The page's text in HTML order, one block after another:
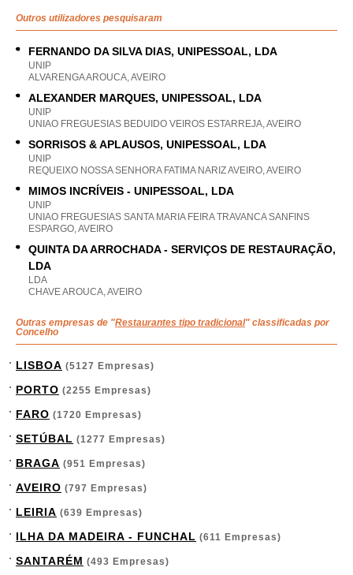
Outros utilizadores pesquisaram
FERNANDO DA SILVA DIAS, UNIPESSOAL, LDA
UNIP
ALVARENGA AROUCA, AVEIRO
ALEXANDER MARQUES, UNIPESSOAL, LDA
UNIP
UNIAO FREGUESIAS BEDUIDO VEIROS ESTARREJA, AVEIRO
SORRISOS & APLAUSOS, UNIPESSOAL, LDA
UNIP
REQUEIXO NOSSA SENHORA FATIMA NARIZ AVEIRO, AVEIRO
MIMOS INCRÍVEIS - UNIPESSOAL, LDA
UNIP
UNIAO FREGUESIAS SANTA MARIA FEIRA TRAVANCA SANFINS
ESPARGO, AVEIRO
QUINTA DA ARROCHADA - SERVIÇOS DE RESTAURAÇÃO,
LDA
LDA
CHAVE AROUCA, AVEIRO
Outras empresas de "Restaurantes tipo tradicional" classificadas por
Concelho
LISBOA (5127 Empresas)
PORTO (2255 Empresas)
FARO (1720 Empresas)
SETÚBAL (1277 Empresas)
BRAGA (951 Empresas)
AVEIRO (797 Empresas)
LEIRIA (639 Empresas)
ILHA DA MADEIRA - FUNCHAL (611 Empresas)
SANTARÉM (493 Empresas)